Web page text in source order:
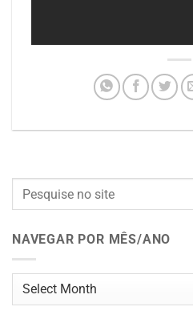
NAVEGAR POR MÊS/ANO
Navegar